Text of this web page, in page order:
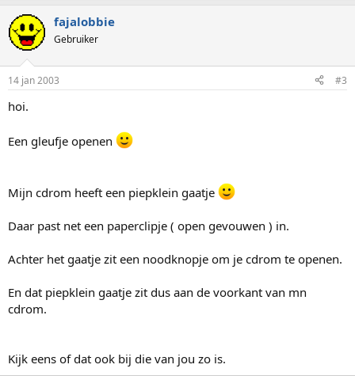
fajalobbie
Gebruiker
14 jan 2003 #3
hoi.
Een gleufje openen
Mijn cdrom heeft een piepklein gaatje
Daar past net een paperclipje ( open gevouwen ) in.
Achter het gaatje zit een noodknopje om je cdrom te openen.
En dat piepklein gaatje zit dus aan de voorkant van mn
cdrom.
Kijk eens of dat ook bij die van jou zo is.